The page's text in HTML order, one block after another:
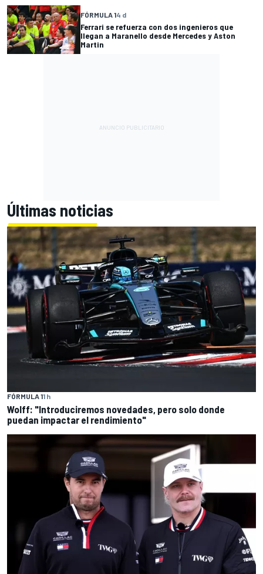
FÓRMULA 14 d
Ferrari se refuerza con dos ingenieros que
llegan a Maranello desde Mercedes y Aston
Martin
Últimas noticias
FÓRMULA 11 h
Wolff: "Introduciremos novedades, pero solo donde
puedan impactar el rendimiento"